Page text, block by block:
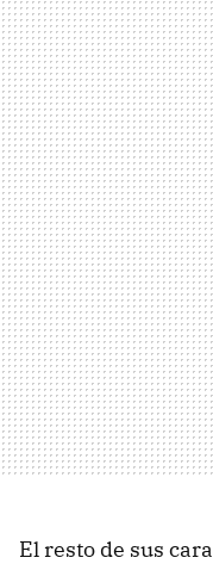
El resto de sus